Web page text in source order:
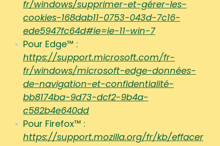
fr/windows/supprimer-et-gérer-les-
cookies-168dab11-0753-043d-7c16-
ede5947fc64d#ie=ie-11-win-7
Pour Edge™ :
https://support.microsoft.com/fr-
fr/windows/microsoft-edge-données-
de-navigation-et-confidentialité-
bb8174ba-9d73-dcf2-9b4a-
c582b4e640dd
Pour Firefox™ :
https://support.mozilla.org/fr/kb/effacer